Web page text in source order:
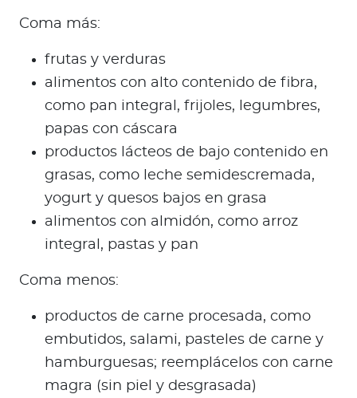
Coma más:
frutas y verduras
alimentos con alto contenido de fibra,
como pan integral, frijoles, legumbres,
papas con cáscara
productos lácteos de bajo contenido en
grasas, como leche semidescremada,
yogurt y quesos bajos en grasa
alimentos con almidón, como arroz
integral, pastas y pan
Coma menos:
productos de carne procesada, como
embutidos, salami, pasteles de carne y
hamburguesas; reemplácelos con carne
magra (sin piel y desgrasada)